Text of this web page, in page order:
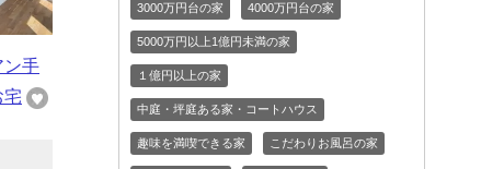
ン手
宅
3000万円台の家 4000万円台の家
5000万円以上1億円未満の家
１億円以上の家
中庭・坪庭ある家・コートハウス
趣味を満喫できる家 こだわりお風呂の家